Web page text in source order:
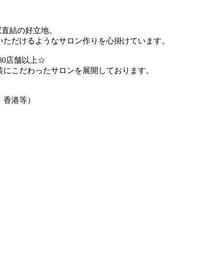
結の好立地。
だけるようなサロン作りを心掛けています。
店舗以上☆
こだわったサロンを展開しております。
港等）